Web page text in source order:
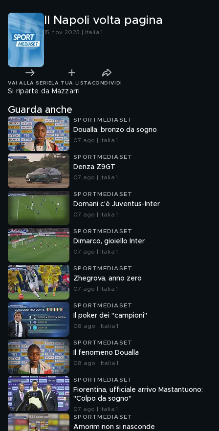
Il Napoli volta pagina
15 nov 2023 | Italia 1
VAI ALLA SERIE LA TUA LISTA CONDIVIDI
Si riparte da Mazzarri
Guarda anche
SPORTMEDIASET
Doualla, bronzo da sogno
07 ago | Italia 1
SPORTMEDIASET
Denza Z9GT
07 ago | Italia 1
SPORTMEDIASET
Domani c'è Juventus-Inter
07 ago | Italia 1
SPORTMEDIASET
Dimarco, gioiello Inter
07 ago | Italia 1
SPORTMEDIASET
Zhegrova, anno zero
07 ago | Italia 1
SPORTMEDIASET
Il poker dei "campioni"
08 ago | Italia 1
SPORTMEDIASET
Il fenomeno Doualla
08 ago | Italia 1
SPORTMEDIASET
Fiorentina, ufficiale arrivo Mastantuono:
"Colpo da sogno"
07 ago | Italia 1
SPORTMEDIASET
Amorim non si nasconde